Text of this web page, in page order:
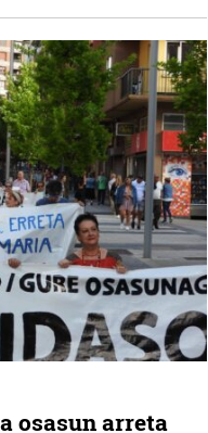
osasun arreta